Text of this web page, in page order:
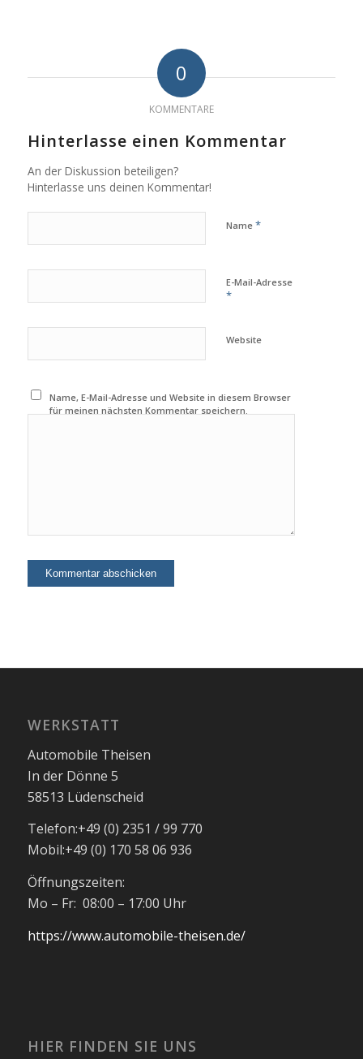
0
KOMMENTARE
Hinterlasse einen Kommentar
An der Diskussion beteiligen?
Hinterlasse uns deinen Kommentar!
Name *
E-Mail-Adresse
*
Website
Name, E-Mail-Adresse und Website in diesem Browser
für meinen nächsten Kommentar speichern.
WERKSTATT
Automobile Theisen
In der Dönne 5
58513 Lüdenscheid
Telefon:+49 (0) 2351 / 99 770
Mobil:+49 (0) 170 58 06 936
Öffnungszeiten:
Mo – Fr: 08:00 – 17:00 Uhr
https://www.automobile-theisen.de/
HIER FINDEN SIE UNS